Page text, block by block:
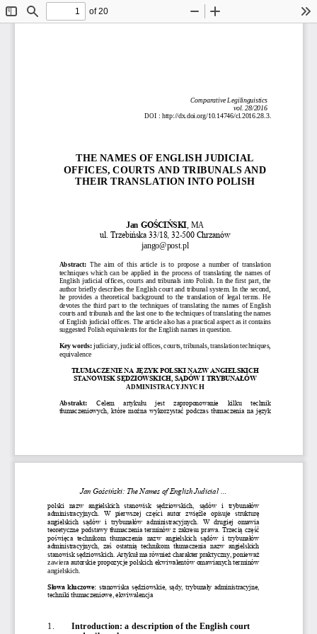
ToggleFind
of 20
Zoom
Comparative Legilinguistics
vol. 28/2016
DOI : http://dx.doi.org/10.14746/cl.2016.28. 3.
THE NAMES OF ENGLISH JUDICIAL
OFFICES, COURTS AND TRIBUNALS AND
THEIR TRANSLATION INTO POLISH
Jan GOŚCIŃSKI, MA
ul. Trzebińska 33/18, 32-500 Chrzanów
jango@post.pl
Abstract: The  aim  of this article  is  to  propose  a  number  of  translation
techniques  which  can  be  applied  in  the  process  of  translating  the  names  of
English judicial offices, courts and tribunals into Polish. In the  first part, the
author briefly describes the English court and tribunal system. In the second,
he  provides  a  theoretical  background  to  the  translation  of  legal  terms.  He
devotes  the  third  part  to the  techniques  of  translating  the  names  of  English
courts and tribunals and the last one to the techniques of translating the names
of English judicial offices. The article also has a practical aspect as it contains
suggested Polish equivalents for the English names in question.
Key words: judiciary, judicial offices, courts, tribunals, translation techniques,
equivalence
TŁUMACZENIE NA JĘZYK POLSKI NAZW ANGIELSKICH
STANOWISK SĘDZIOWSKICH, SĄDÓW I TRYBUNAŁÓW
ADMINISTRACYJNYCH
Abstrakt:
Celem   artykułu   jest   zaproponowanie   kilku   technik
tłumaczeniowych, które można wykorzystać podczas tłumaczenia na język
Jan Gościński: The Names of English Judicial ...
polski  nazw  angielskich  stanowisk  sędziowskich,  sądów  i  trybunałów
administracyjnych.  W  pierwszej  części  autor  zwięźle  opisuje  strukturę
angielskich  sądów  i  trybunałów  administracyjnych.  W  drugiej  omawia
teoretyczne podstawy tłumaczenia terminów z zakresu prawa. Trzecią część
poświęca  technikom  tłumaczenia  nazw  angielskich  sądów  i  trybunałów
administracyjnych,  zaś  ostatnią  technikom  tłumaczenia  nazw  angielskich
stanowisk sędziowskich. Artykuł ma również charakter praktyczny, ponieważ
zawiera autorskie propozycje polskich ekwiwalentów omawianych terminów
angielskich.
Słowa kluczowe: stanowiska sędziowskie, sądy, trybunały administracyjne,
techniki tłumaczeniowe, ekwiwalencja
1 Introduction: a description of the English court